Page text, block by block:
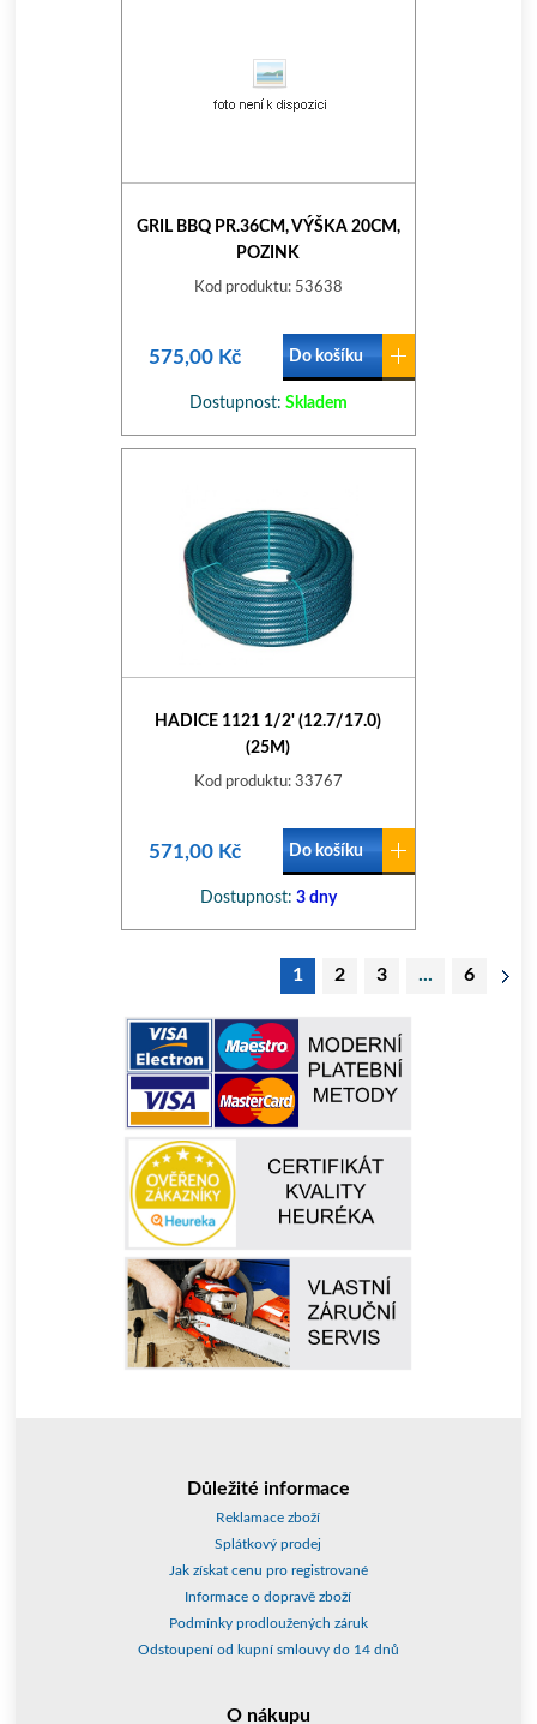
GRIL BBQ PR.36CM, VÝŠKA 20CM,
POZINK
Kod produktu: 53638
575,00 Kč Do košíku
Dostupnost: Skladem
HADICE 1121 1/2' (12.7/17.0)
(25M)
Kod produktu: 33767
571,00 Kč Do košíku
Dostupnost: 3 dny
1 2 3 ... 6
Důležité informace
Reklamace zboží
Splátkový prodej
Jak získat cenu pro registrované
Informace o dopravě zboží
Podmínky prodloužených záruk
Odstoupení od kupní smlouvy do 14 dnů
O nákupu